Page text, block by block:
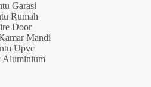
Garasi
Rumah
Door
Mandi
Upvc
Aluminium